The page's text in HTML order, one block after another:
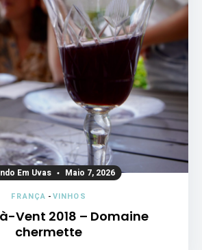
Em Uvas Maio 7, 2026
FRANÇA -VINHOS
Vent 2018 – Domaine
chermette